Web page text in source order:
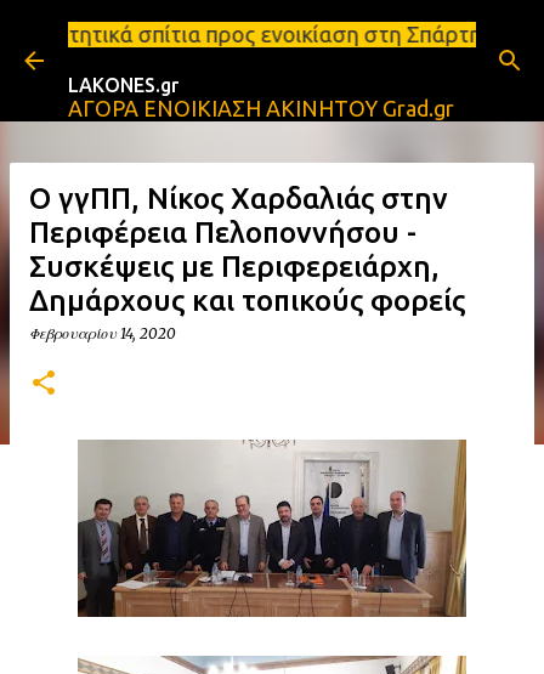
Μετάβαση στο κύριο περιεχόμενο
προς ενοικίαση στη Σπάρτη Ενοικιάσεις
LAKONES.gr
ΑΓΟΡΑ ΕΝΟΙΚΙΑΣΗ ΑΚΙΝΗΤΟΥ Grad.gr
Ο γγΠΠ, Νίκος Χαρδαλιάς στην
Περιφέρεια Πελοποννήσου -
Συσκέψεις με Περιφερειάρχη,
Δημάρχους και τοπικούς φορείς
Φεβρουαρίου 14, 2020